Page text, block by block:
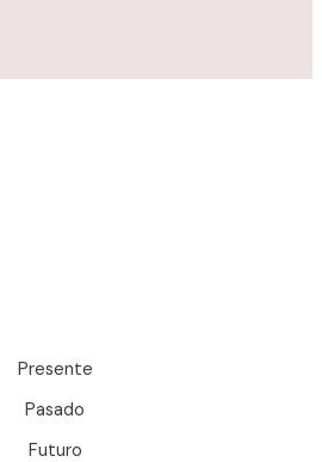
Presente
Pasado
Futuro